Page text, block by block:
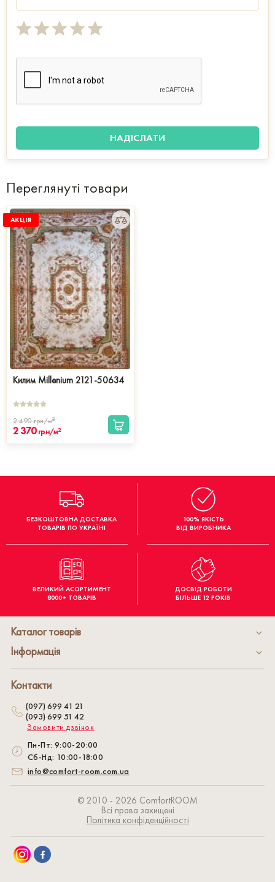
Переглянуті товари
АКЦІЯ
Килим Millenium 2121-50634
2 490грн/м2
2 370 грн/м2
БЕЗКОШТОВНА ДОСТАВКА
ТОВАРІВ ПО УКРАЇНІ
100% ЯКІСТЬ
ВІД ВИРОБНИКА
ВЕЛИКИЙ АСОРТИМЕНТ
8000+ ТОВАРІВ
ДОСВІД РОБОТИ
БІЛЬШЕ 12 РОКІВ
© 2010 - 2026 СomfortROOM
Всі права захищені
Політика конфіденційності
Каталог товарів
Інформація
Контакти
(097) 699 41 21
(093) 699 51 42
Замовити дзвінок
Пн-Пт: 9:00-20:00
Сб-Нд: 10:00-18:00
info@comfort-room.com.ua